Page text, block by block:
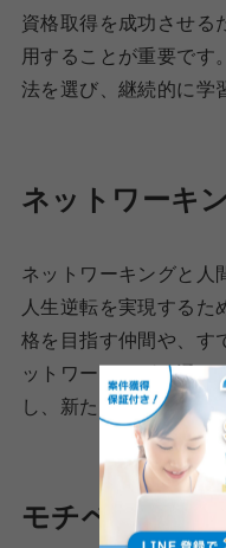
資格取得を成功させる
用することが重要です
法を選び、継続的に学
ネットワーキ
ネットワーキングと人
人生逆転を実現する
格を目指す仲間や、す
ットワーキングを通
し、新たなチャンスを
モチベーショ